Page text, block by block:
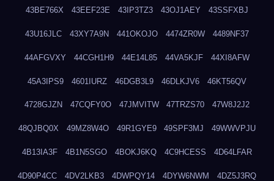
43BE766X 43EEF23E 43IP3TZ3 43OJ1AEY 43SSFXBJ
43U16JLC 43XY7A9N 441OKOJO 4474ZR0W 4489NF37
44AFGVXY 44CGH1H9 44E14L85 44VA5KJF 44XI8AFW
45A3IPS9 4601IURZ 46DGB3L9 46DLKJV6 46KT56QV
4728GJZN 47CQFY0O 47JMVITW 47TRZS70 47W8J2J2
48QJBQ0X 49MZ8W4O 49R1GYE9 49SPF3MJ 49WWVPJU
4B13IA3F 4B1N5SGO 4BOKJ6KQ 4C9HCESS 4D64LFAR
4D90P4CC 4DV2LKB3 4DWPQY14 4DYW6NWM 4DZ5J3RQ